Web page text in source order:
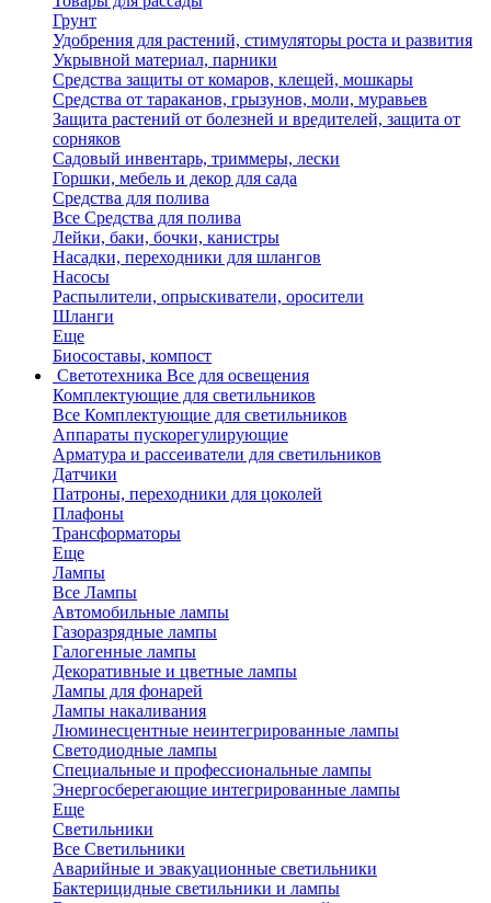
Грунт
Удобрения для растений, стимуляторы роста и развития
Укрывной материал, парники
Средства защиты от комаров, клещей, мошкары
Средства от тараканов, грызунов, моли, муравьев
Защита растений от болезней и вредителей, защита от
сорняков
Садовый инвентарь, триммеры, лески
Горшки, мебель и декор для сада
Средства для полива
Все Средства для полива
Лейки, баки, бочки, канистры
Насадки, переходники для шлангов
Насосы
Распылители, опрыскиватели, оросители
Шланги
Еще
Биосоставы, компост
Светотехника Все для освещения
Комплектующие для светильников
Все Комплектующие для светильников
Аппараты пускорегулирующие
Арматура и рассеиватели для светильников
Датчики
Патроны, переходники для цоколей
Плафоны
Трансформаторы
Еще
Лампы
Все Лампы
Автомобильные лампы
Газоразрядные лампы
Галогенные лампы
Декоративные и цветные лампы
Лампы для фонарей
Лампы накаливания
Люминесцентные неинтегрированные лампы
Светодиодные лампы
Специальные и профессиональные лампы
Энергосберегающие интегрированные лампы
Еще
Светильники
Все Светильники
Аварийные и эвакуационные светильники
Бактерицидные светильники и лампы